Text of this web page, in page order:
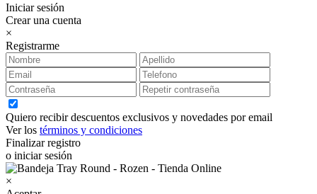
Iniciar sesión
Crear una cuenta
×
Registrarme
Quiero recibir descuentos exclusivos y novedades por email
Ver los términos y condiciones
Finalizar registro
o iniciar sesión
×